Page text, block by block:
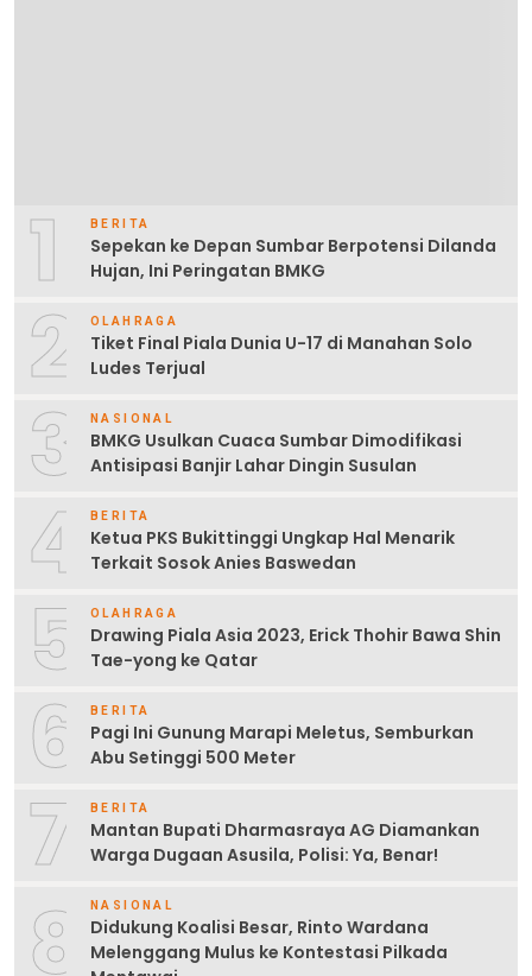
1 BERITA
Sepekan ke Depan Sumbar Berpotensi Dilanda
Hujan, Ini Peringatan BMKG
2 OLAHRAGA
Tiket Final Piala Dunia U-17 di Manahan Solo
Ludes Terjual
3 NASIONAL
BMKG Usulkan Cuaca Sumbar Dimodifikasi
Antisipasi Banjir Lahar Dingin Susulan
4 BERITA
Ketua PKS Bukittinggi Ungkap Hal Menarik
Terkait Sosok Anies Baswedan
5 OLAHRAGA
Drawing Piala Asia 2023, Erick Thohir Bawa Shin
Tae-yong ke Qatar
6 BERITA
Pagi Ini Gunung Marapi Meletus, Semburkan
Abu Setinggi 500 Meter
7 BERITA
Mantan Bupati Dharmasraya AG Diamankan
Warga Dugaan Asusila, Polisi: Ya, Benar!
8 NASIONAL
Didukung Koalisi Besar, Rinto Wardana
Melenggang Mulus ke Kontestasi Pilkada